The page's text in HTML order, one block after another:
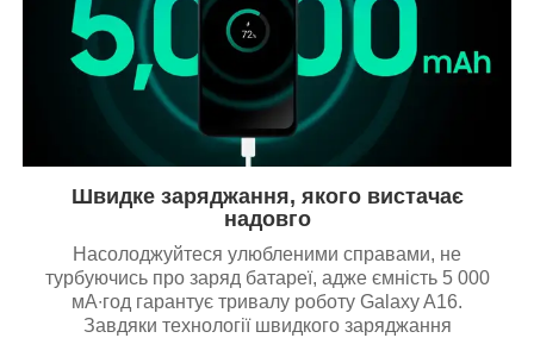
Швидке заряджання, якого вистачає
надовго
Насолоджуйтеся улюбленими справами, не
турбуючись про заряд батареї, адже ємність 5 000
мА∙год гарантує тривалу роботу Galaxy A16.
Завдяки технології швидкого заряджання